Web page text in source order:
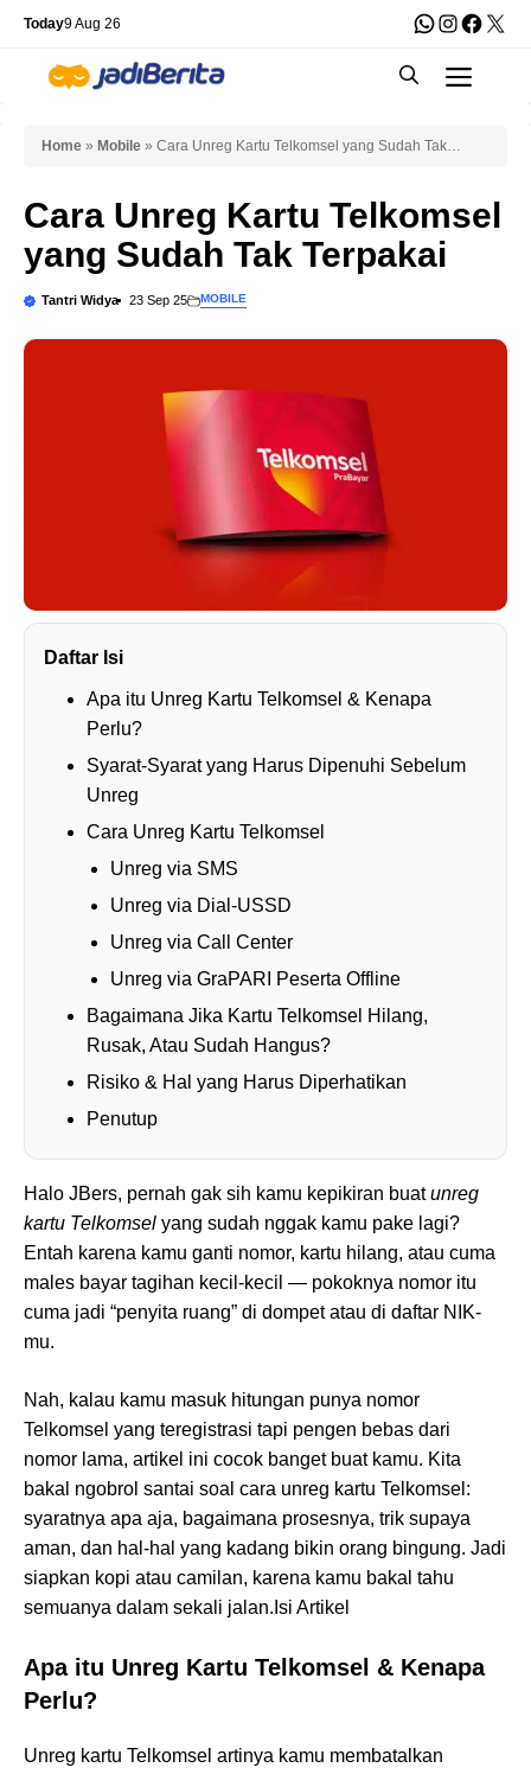
Skip
content
Today9 Aug 26 WhatsApp
X
Home » Mobile » Cara Unreg Kartu Telkomsel yang Sudah Tak
Cara Unreg Kartu Telkomsel
yang Sudah Tak Terpakai
Tantri Widya 23 Sep 25 MOBILE
Daftar Isi
Apa itu Unreg Kartu Telkomsel & Kenapa
Perlu?
Syarat-Syarat yang Harus Dipenuhi Sebelum
Unreg
Cara Unreg Kartu Telkomsel
Unreg via SMS
Unreg via Dial-USSD
Unreg via Call Center
Unreg via GraPARI Peserta Offline
Bagaimana Jika Kartu Telkomsel Hilang,
Rusak, Atau Sudah Hangus?
Risiko & Hal yang Harus Diperhatikan
Penutup
Halo JBers, pernah gak sih kamu kepikiran buatunreg
kartu Telkomsel yang sudah nggak kamu pake lagi?
Entah karena kamu ganti nomor, kartu hilang, atau cuma
males bayar tagihan kecil-kecil — pokoknya nomor itu
cuma jadi “penyita ruang” di dompet atau di daftar NIK-
mu.
Nah, kalau kamu masuk hitungan punya nomor
Telkomsel yang teregistrasi tapi pengen bebas dari
nomor lama, artikel ini cocok banget buat kamu. Kita
bakal ngobrol santai soal cara unreg kartu Telkomsel:
syaratnya apa aja, bagaimana prosesnya, trik supaya
aman, dan hal-hal yang kadang bikin orang bingung. Jadi
siapkan kopi atau camilan, karena kamu bakal tahu
semuanya dalam sekali jalan.Isi Artikel
Apa itu Unreg Kartu Telkomsel & Kenapa
Perlu?
Unreg kartu Telkomsel artinya kamu membatalkan